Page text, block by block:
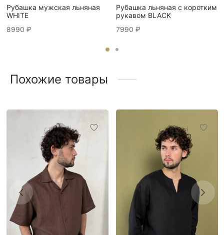
Рубашка мужская льняная
WHITE
8990 ₽
Рубашка льняная с коротким
рукавом BLACK
7990 ₽
Похожие товары